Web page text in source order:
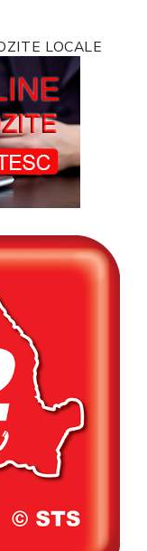
LOCALE